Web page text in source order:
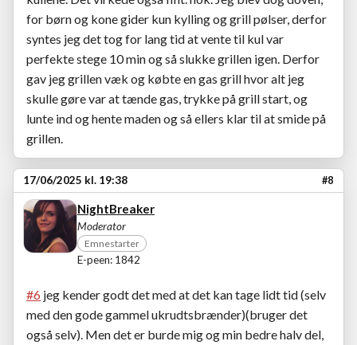
for børn og kone gider kun kylling og grill pølser, derfor
syntes jeg det tog for lang tid at vente til kul var
perfekte stege 10 min og så slukke grillen igen. Derfor
gav jeg grillen væk og købte en gas grill hvor alt jeg
skulle gøre var at tænde gas, trykke på grill start, og
lunte ind og hente maden og så ellers klar til at smide på
grillen.
17/06/2025 kl. 19:38 #8
NightBreaker
Moderator
Emnestarter
E-peen: 1842
#6 jeg kender godt det med at det kan tage lidt tid (selv
med den gode gammel ukrudtsbrænder)(bruger det
også selv). Men det er burde mig og min bedre halv del,